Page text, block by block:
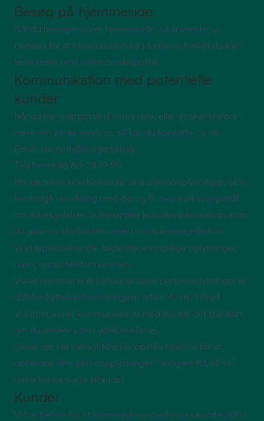
Besøg på hjemmeside
Når du besøger vores hjemmeside, så anvender vi
cookies for at hjemmesiden kan fungere, hvilket du kan
læse mere om i vores cookiepolitik.
Kommunikation med potentielle
kunder
Når du har spørgsmål til vores side, eller ønsker at høre
mere om vores services, så kan du kontakte os via:
Email: kenneth@borgerblik.dk
Telefon: +45 60 24 19 90
Herigennem vil vi behandle dine personoplysninger, så vi
kan indgå i en dialog med dig og fx. svare på spørgsmål
om vores ydelser. Vi behandler kun den information, som
du giver os i forbindelse med vores kommunikation.
Vi vil typisk behandle følgende almindelige oplysninger:
navn, email, telefonnummer.
Vores hjemmel til at behandle disse personoplysninger er
databeskyttelsesforordningens artikel 6, stk. 1 litra f.
Vi sletter vores kommunikation med dig når det står klart
om du ønsker vores ydelser eller ej.
Skulle der i et særligt tilfælde opstå et behov for at
opbevare dine personoplysninger i længere tid, så vil
dette kunne være tilfældet.
Kunder
Vi har behov for at kommunikere med vores kunder, så vi